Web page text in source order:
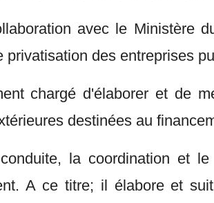
avec le Ministère
privatisation des entreprises
chargé d'élaborer et de
destinées au
la coordination et
A ce titre; il élabore et